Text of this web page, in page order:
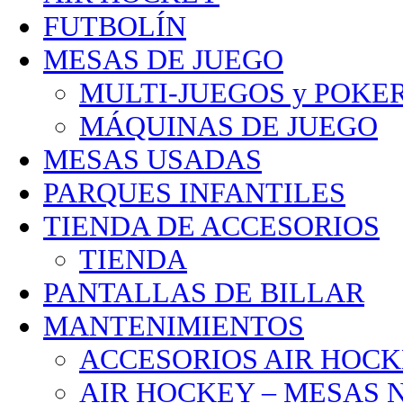
FUTBOLÍN
MESAS DE JUEGO
MULTI-JUEGOS y
MÁQUINAS DE JUEGO
MESAS USADAS
PARQUES INFANTILES
TIENDA DE ACCESORIOS
TIENDA
PANTALLAS DE BILLAR
MANTENIMIENTOS
ACCESORIOS AIR
AIR HOCKEY – MESAS